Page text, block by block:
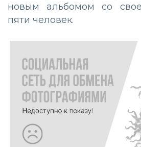
новым альбомом со
пяти человек.